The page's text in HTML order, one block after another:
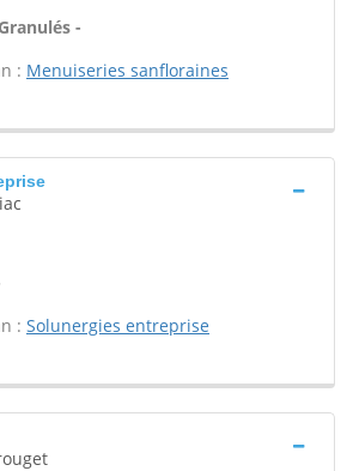
-
: Menuiseries sanfloraines
: Solunergies entreprise